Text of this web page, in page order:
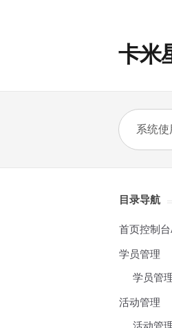
卡米
目录导航
首页控制
学员管理
学员管
活动管理
活动管